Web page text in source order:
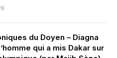
du Doyen – Diagna
qui a mis Dakar sur